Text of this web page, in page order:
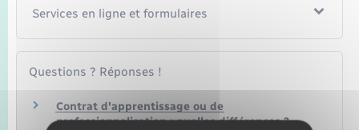
Services en ligne et formulaires
Questions ? Réponses !
Contrat d'apprentissage ou de
professionnalisation : quelles différences ?